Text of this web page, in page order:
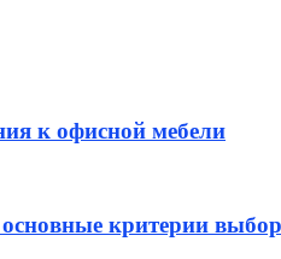
к офисной мебели
критерии